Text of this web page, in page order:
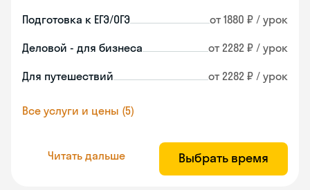
Подготовка к ЕГЭ/ОГЭ от 1880 ₽ / урок
Деловой - для бизнеса от 2282 ₽ / урок
Для путешествий от 2282 ₽ / урок
Все услуги и цены (5)
Читать дальше Выбрать время